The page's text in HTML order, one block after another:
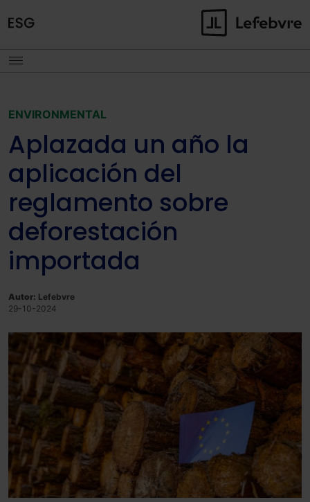
ENVIRONMENTAL
Aplazada un año la
aplicación del
reglamento sobre
deforestación
importada
Autor: Lefebvre
29-10-2024